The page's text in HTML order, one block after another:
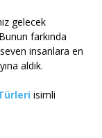
gelecek
farkında
insanlara en
aldık.
isimli